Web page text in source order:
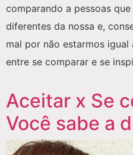
comparando a pessoas
diferentes da nossa e,
mal por não estarmos igual
entre se comparar e se
Aceitar x Se
Você sabe a